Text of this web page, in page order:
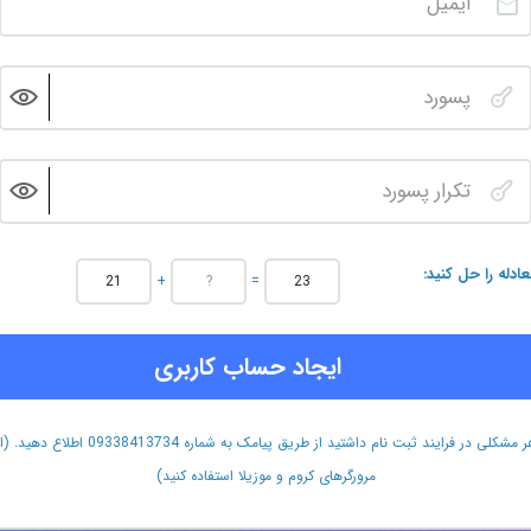
را حل کنید + =
ایجاد حساب کاربری
هر مشکلی در فرایند ثبت نام داشتید از طریق پیامک به شماره 09338413734 اطلاع
مرورگرهای کروم و موزیلا استفاده کنید)